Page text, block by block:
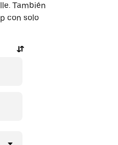
También
con solo